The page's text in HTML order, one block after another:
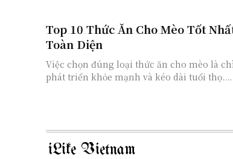
Top 10 Thức Ăn Cho Mèo Tốt
Toàn Diện
Việc chọn đúng loại thức ăn cho mèo là
phát triển khỏe mạnh và kéo dài tuổi thọ....
iLike Vietnam